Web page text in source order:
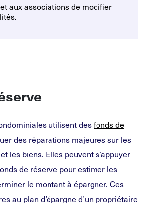
aux associations de modifier
utilisent desfonds de
des réparations majeures sur les
les biens. Elles peuvent s’appuyer
de réserve pour estimer les
le montant à épargner. Ces
au plan d’épargne d’un propriétaire